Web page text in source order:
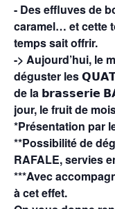
- Des effluves de
caramel… et cette
temps sait offrir.
-> Aujourd’hui, le
déguster les
de la 𝗯𝗿𝗮𝘀𝘀𝗲𝗿𝗶𝗲
jour, le fruit de
*Présentation par
**Possibilité de
RAFALE, servies
***Avec
à cet effet.